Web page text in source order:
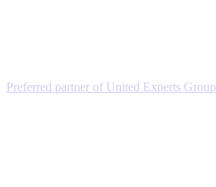
Preferred partner of United Experts Group